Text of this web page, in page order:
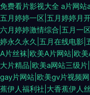
免费看片影视大全 a片网站
五月婷婷一区|五月婷婷月
六月婷婷激情综合|五月一
婷永久永久|五月在线电影|
A片丝袜|欧美A片网站|欧
大片精品|欧美a网站三级
gay片网站|欧美gv片视频网
蕉伊人福利社|大香蕉伊人